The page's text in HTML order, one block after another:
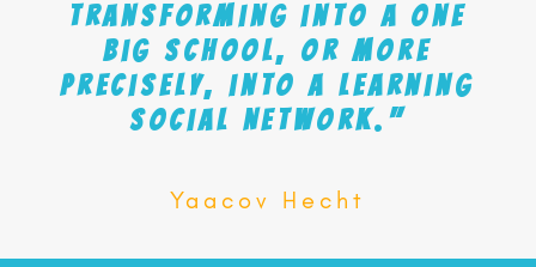
transforming into a one
big school, or more
precisely, into a Learning
Social Network."
Yaacov Hecht